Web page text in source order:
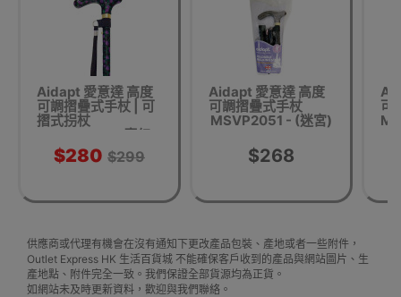
Aidapt 愛意達 高度
可調摺疊式手杖 | 可
摺式拐杖
MSVP2054 - 魔幻
花開
$280 $299
Aidapt 愛意達 高度
可調摺疊式手杖
MSVP2051 - (迷宮)
$268
可
供應商或代理有機會在沒有通知下更改產品包裝、產地或者一些附件，
Outlet Express HK 生活百貨城 不能確保客戶收到的產品與網站圖片、生
產地點、附件完全一致。我們保證全部貨源均為正貨。
如網站未及時更新資料，歡迎與我們聯絡。